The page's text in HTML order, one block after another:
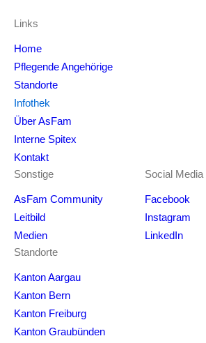
Standorte
Kanton Aargau
Kanton Bern
Kanton Freiburg
Kanton Graubünden
Links
Home
Pflegende Angehörige
Standorte
Infothek
Über AsFam
Interne Spitex
Kontakt
Sonstige
AsFam Community
Leitbild
Medien
Social Media
Facebook
Instagram
LinkedIn